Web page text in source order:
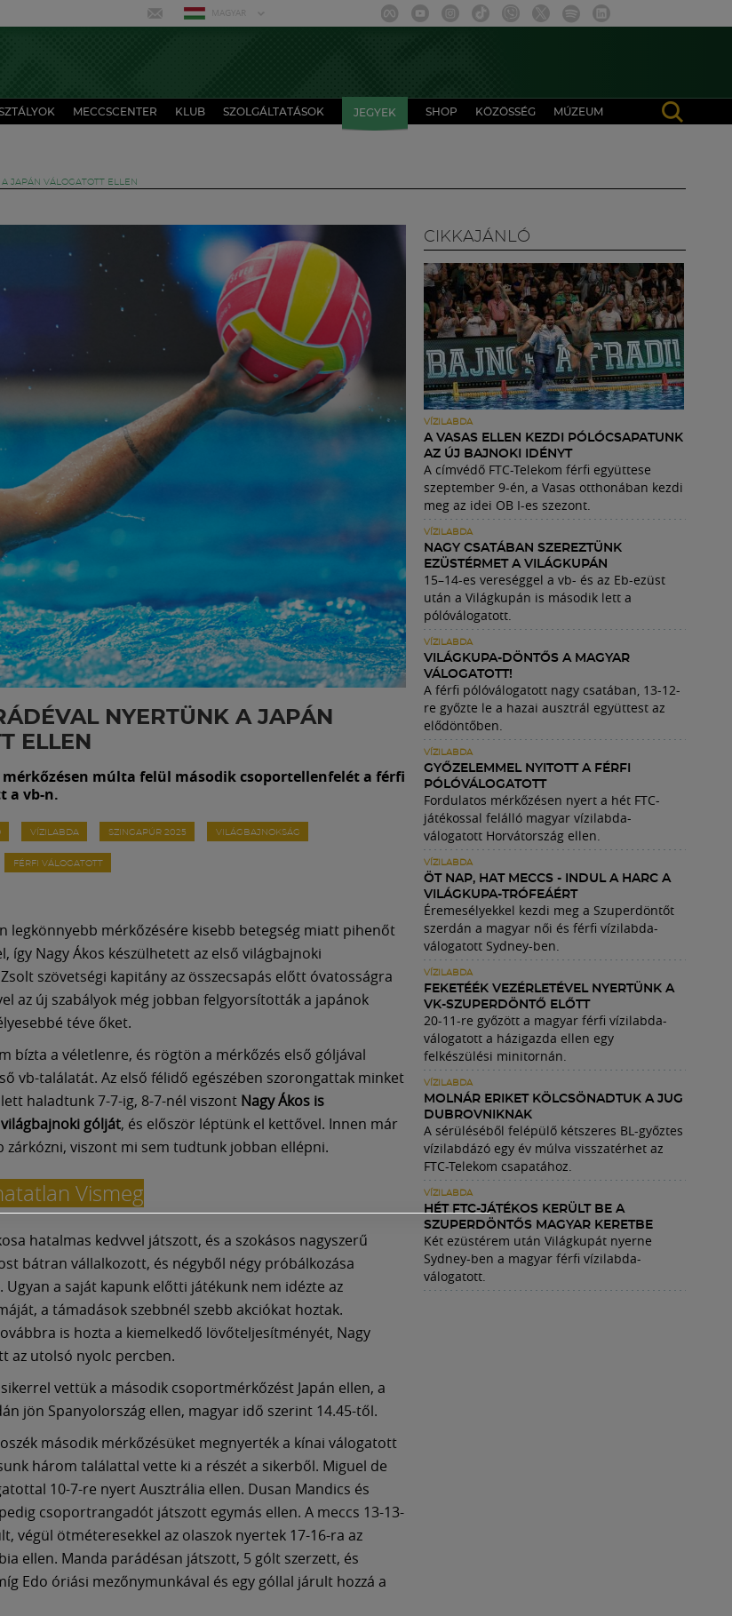
MAGYAR
MECCSCENTER KLUB SZOLGÁLTATÁSOK JEGYEK SHOP KÖZÖSSÉG MÚZEUM
JAPÁN VÁLOGATOTT ELLEN
NYERTÜNK A JAPÁN
ELLEN
mérkőzésen múlta felül második csoportellenfelét a férfi
a vb-n.
VÍZILABDA SZINGAPÚR 2025 VILÁGBAJNOKSÁG
FÉRFI VÁLOGATOTT
legkönnyebb mérkőzésére kisebb betegség miatt pihenőt
így Nagy Ákos készülhetett az első világbajnoki
szövetségi kapitány az összecsapás előtt óvatosságra
az új szabályok még jobban felgyorsították a japánok
téve őket.
bízta a véletlenre, és rögtön a mérkőzés első góljával
vb-találatát. Az első félidő egészében szorongattak minket
haladtunk 7-7-ig, 8-7-nél viszont Nagy Ákos is
gólját, és először léptünk el kettővel. Innen már
zárkózni, viszont mi sem tudtunk jobban ellépni.
Vismeg
hatalmas kedvvel játszott, és a szokásos nagyszerű
bátran vállalkozott, és négyből négy próbálkozása
Ugyan a saját kapunk előtti játékunk nem idézte az
a támadások szebbnél szebb akciókat hoztak.
is hozta a kiemelkedő lövőteljesítményét, Nagy
az utolsó nyolc percben.
sikerrel vettük a második csoportmérkőzést Japán ellen, a
jön Spanyolország ellen, magyar idő szerint 14.45-től.
második mérkőzésüket megnyerték a kínai válogatott
három találattal vette ki a részét a sikerből. Miguel de
10-7-re nyert Ausztrália ellen. Dusan Mandics és
csoportrangadót játszott egymás ellen. A meccs 13-13-
végül ötméteresekkel az olaszok nyertek 17-16-ra az
ellen. Manda parádésan játszott, 5 gólt szerzett, és
Edo óriási mezőnymunkával és egy góllal járult hozzá a
CIKKAJÁNLÓ
VÍZILABDA
A VASAS ELLEN KEZDI PÓLÓCSAPATUNK
AZ ÚJ BAJNOKI IDÉNYT
A címvédő FTC-Telekom férfi együttese
szeptember 9-én, a Vasas otthonában kezdi
meg az idei OB I-es szezont.
VÍZILABDA
NAGY CSATÁBAN SZEREZTÜNK
EZÜSTÉRMET A VILÁGKUPÁN
15–14-es vereséggel a vb- és az Eb-ezüst
után a Világkupán is második lett a
pólóválogatott.
VÍZILABDA
VILÁGKUPA-DÖNTŐS A MAGYAR
VÁLOGATOTT!
A férfi pólóválogatott nagy csatában, 13-12-
re győzte le a hazai ausztrál együttest az
elődöntőben.
VÍZILABDA
GYŐZELEMMEL NYITOTT A FÉRFI
PÓLÓVÁLOGATOTT
Fordulatos mérkőzésen nyert a hét FTC-
játékossal felálló magyar vízilabda-
válogatott Horvátország ellen.
VÍZILABDA
ÖT NAP, HAT MECCS - INDUL A HARC A
VILÁGKUPA-TRÓFEÁÉRT
Éremesélyekkel kezdi meg a Szuperdöntőt
szerdán a magyar női és férfi vízilabda-
válogatott Sydney-ben.
VÍZILABDA
FEKETÉÉK VEZÉRLETÉVEL NYERTÜNK A
VK-SZUPERDÖNTŐ ELŐTT
20-11-re győzött a magyar férfi vízilabda-
válogatott a házigazda ellen egy
felkészülési minitornán.
VÍZILABDA
MOLNÁR ERIKET KÖLCSÖNADTUK A JUG
DUBROVNIKNAK
A sérüléséből felépülő kétszeres BL-győztes
vízilabdázó egy év múlva visszatérhet az
FTC-Telekom csapatához.
VÍZILABDA
HÉT FTC-JÁTÉKOS KERÜLT BE A
SZUPERDÖNTŐS MAGYAR KERETBE
Két ezüstérem után Világkupát nyerne
Sydney-ben a magyar férfi vízilabda-
válogatott.